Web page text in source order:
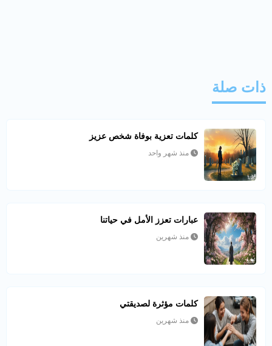
ذات صلة
كلمات تعزية بوفاة شخص عزيز
منذ شهر واحد
عبارات تعزز الأمل في حياتنا
منذ شهرين
كلمات مؤثرة لصديقتي
منذ شهرين